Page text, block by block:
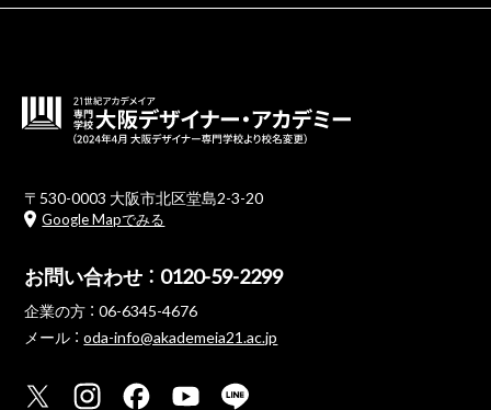
〒530-0003 大阪市北区堂島2-3-20
Google Mapでみる
お問い合わせ ： 0120-59-2299
企業の方 ： 06-6345-4676
メール ：oda-info@akademeia21.ac.jp